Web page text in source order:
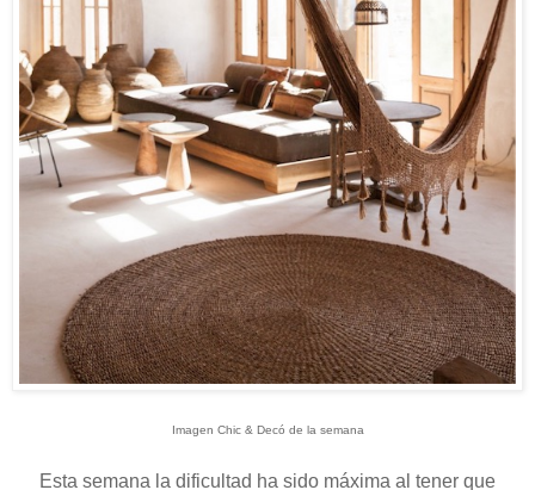
Imagen Chic & Decó de la semana
Esta semana la dificultad ha sido máxima al tener que